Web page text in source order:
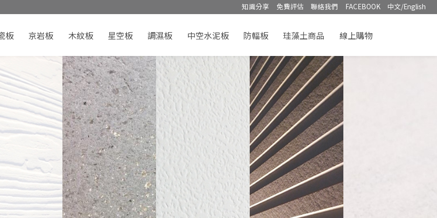
知識分享 免費評估 聯絡我們 FACEBOOK 中文/English
板 京岩板 木紋板 星空板 調濕板 中空水泥板 防輻板 珪藻土商品 線上購物